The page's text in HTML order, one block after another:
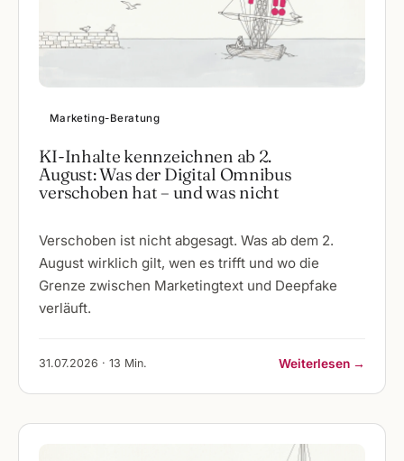
Marketing-Beratung
KI-Inhalte kennzeichnen ab 2.
August: Was der Digital Omnibus
verschoben hat – und was nicht
Verschoben ist nicht abgesagt. Was ab dem 2.
August wirklich gilt, wen es trifft und wo die
Grenze zwischen Marketingtext und Deepfake
verläuft.
31.07.2026 · 13 Min. Weiterlesen →